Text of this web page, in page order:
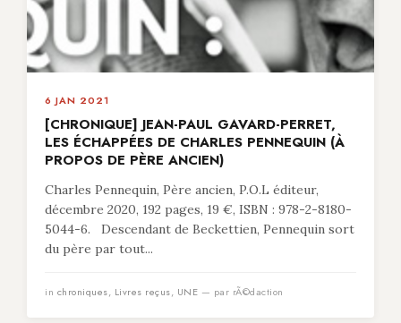
6 JAN 2021
[CHRONIQUE] JEAN-PAUL GAVARD-PERRET,
LES ÉCHAPPÉES DE CHARLES PENNEQUIN (À
PROPOS DE PÈRE ANCIEN)
Charles Pennequin, Père ancien, P.O.L éditeur,
décembre 2020, 192 pages, 19 €, ISBN : 978-2-8180-
5044-6. Descendant de Beckettien, Pennequin sort
du père par tout...
in chroniques, Livres reçus, UNE — par rÃ©daction